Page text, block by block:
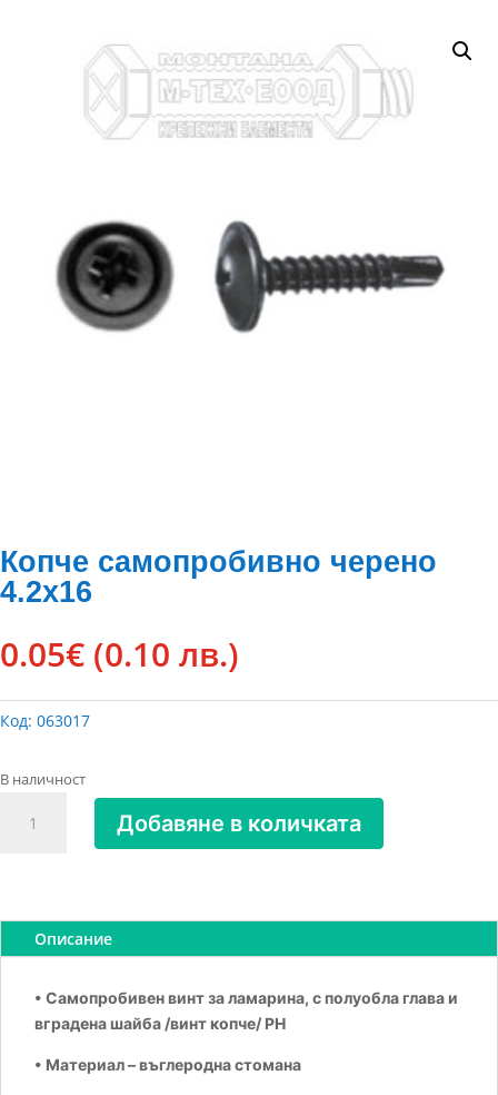
Копче самопробивно черено
4.2х16
0.05€ (0.10 лв.)
Код: 063017
В наличност
4.2х16
Добавяне в количката
Описание
• Самопробивен винт за ламарина, с полуобла глава и
вградена шайба /винт копче/ PH
• Материал – въглеродна стомана